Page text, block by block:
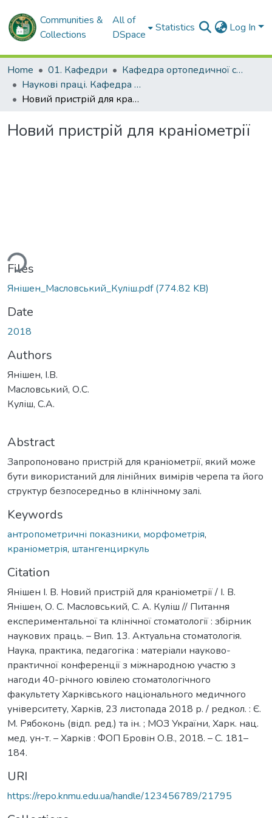
Communities &
Collections
All of
DSpace
Statistics Log In
Home 01. Кафедри
Кафедра ортопедичної стоматології
Наукові праці. Кафедра ортопедичної стоматології
Новий пристрій для краніометрії
Новий пристрій для краніометрії
Files
Янішен_Масловський_Куліш.pdf(774.82 KB)
Date
2018
Authors
Янішен, І.В.
Масловський, О.С.
Куліш, С.А.
Abstract
Запропоновано пристрій для краніометрії, який може
бути використаний для лінійних вимірів черепа та його
структур безпосередньо в клінічному залі.
Keywords
антропометричні показники, морфометрія,
краніометрія, штангенциркуль
Citation
Янішен І. В. Новий пристрій для краніометрії / І. В.
Янішен, О. С. Масловський, С. А. Куліш // Питання
експериментальної та клінічної стоматології : збірник
наукових праць. – Вип. 13. Актуальна стоматологія.
Наука, практика, педагогіка : матеріали науково-
практичної конференції з міжнародною участю з
нагоди 40-річного ювілею стоматологічного
факультету Харківського національного медичного
університету, Харків, 23 листопада 2018 р. / редкол. : Є.
М. Рябоконь (відп. ред.) та ін. ; МОЗ України, Харк. нац.
мед. ун-т. – Харків : ФОП Бровін О.В., 2018. – С. 181–
184.
URI
https://repo.knmu.edu.ua/handle/123456789/21795